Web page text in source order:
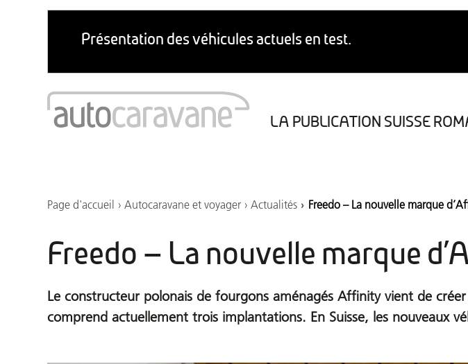
LA PUBLICATION SUISSE
Page d'accueil Autocaravane et voyager Actualités Freedo – La nouvelle marque
Freedo – La nouvelle marque
Le constructeur polonais de fourgons aménagés Affinity vient de
comprend actuellement trois implantations. En Suisse, les nouveaux